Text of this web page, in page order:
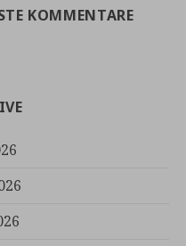
KOMMENTARE